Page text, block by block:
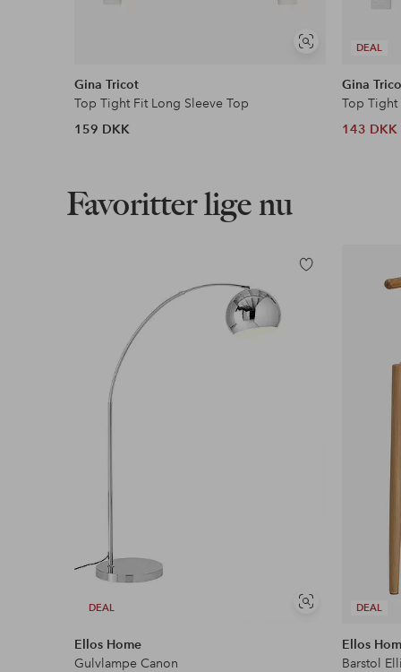
Se
Gina Tricot
Top Tight Fit Long Sleeve Top
159 DKK
DEAL
Gina
Top Tight
143 DKK
Favoritter lige nu
DEAL
Se
Tilføj
Ellos Home
Gulvlampe Canon
DEAL
Ellos
Barstol